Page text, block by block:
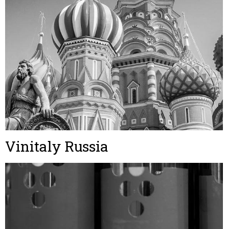
Vinitaly Russia